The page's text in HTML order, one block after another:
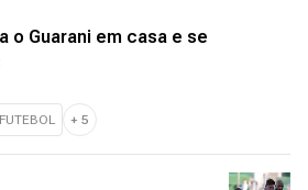
o Guarani em casa e se
FUTEBOL + 5